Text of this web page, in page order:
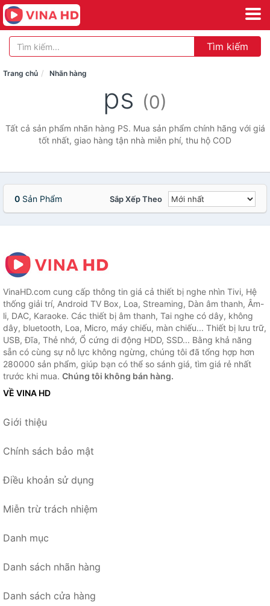
Tìm kiếm
Trang chủ Nhãn hàng
ps (0)
Tất cả sản phẩm nhãn hàng PS. Mua sản phẩm chính hãng với giá
tốt nhất, giao hàng tận nhà miễn phí, thu hộ COD
0 Sản Phẩm Sắp Xếp Theo
VinaHD.com cung cấp thông tin giá cả thiết bị nghe nhìn Tivi, Hệ
thống giải trí, Android TV Box, Loa, Streaming, Dàn âm thanh, Âm-
li, DAC, Karaoke. Các thiết bị âm thanh, Tai nghe có dây, không
dây, bluetooth, Loa, Micro, máy chiếu, màn chiếu... Thiết bị lưu trữ,
USB, Đĩa, Thẻ nhớ, Ổ cứng di động HDD, SSD... Bằng khả năng
sẵn có cùng sự nỗ lực không ngừng, chúng tôi đã tổng hợp hơn
280000 sản phẩm, giúp bạn có thể so sánh giá, tìm giá rẻ nhất
trước khi mua. Chúng tôi không bán hàng.
VỀ VINA HD
Giới thiệu
Chính sách bảo mật
Điều khoản sử dụng
Miễn trừ trách nhiệm
Danh mục
Danh sách nhãn hàng
Danh sách cửa hàng